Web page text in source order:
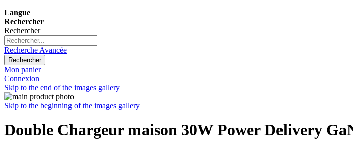
Langue
Rechercher
Rechercher
Recherche Avancée
Rechercher
Mon panier
Connexion
Skip to the end of the images gallery
Skip to the beginning of the images gallery
Double Chargeur maison 30W Power Delivery